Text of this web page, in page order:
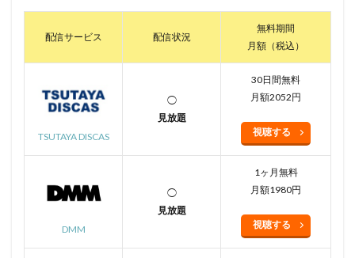
配信サービス 配信状況
無料期間
月額（税込）
TSUTAYA DISCAS
◯
見放題
30日間無料
月額2052円
視聴する
DMM
◯
見放題
1ヶ月無料
月額1980円
視聴する